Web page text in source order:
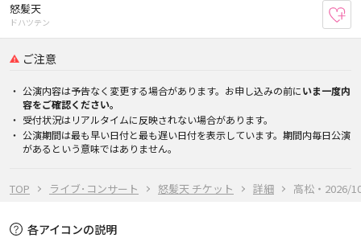
TOP ライブ･コンサート 怒髪天 チケット 詳細 高松・2026/
怒髪天
ドハツテン
ご注意
公演内容は予告なく変更する場合があります。お申し込みの前にいま一度内
容をご確認ください。
受付状況はリアルタイムに反映されない場合があります。
公演期間は最も早い日付と最も遅い日付を表示しています。期間内毎日公演
があるという意味ではありません。
各アイコンの説明